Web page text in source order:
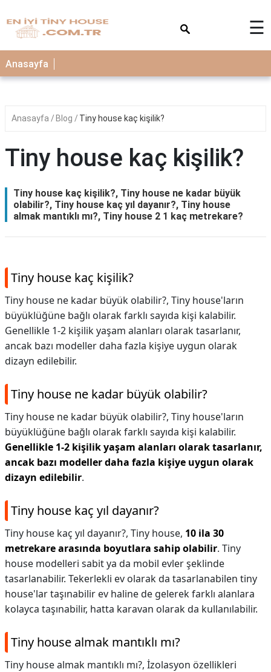
☰
Anasayfa
Anasayfa Blog Tiny house kaç kişilik?
Tiny house kaç kişilik?
Tiny house kaç kişilik?, Tiny house ne kadar büyük
olabilir?, Tiny house kaç yıl dayanır?, Tiny house
almak mantıklı mı?, Tiny house 2 1 kaç metrekare?
Tiny house kaç kişilik?
Tiny house ne kadar büyük olabilir?, Tiny house'ların
büyüklüğüne bağlı olarak farklı sayıda kişi kalabilir.
Genellikle 1-2 kişilik yaşam alanları olarak tasarlanır,
ancak bazı modeller daha fazla kişiye uygun olarak
dizayn edilebilir.
Tiny house ne kadar büyük olabilir?
Tiny house ne kadar büyük olabilir?, Tiny house'ların
büyüklüğüne bağlı olarak farklı sayıda kişi kalabilir.
Genellikle 1-2 kişilik yaşam alanları olarak tasarlanır,
ancak bazı modeller daha fazla kişiye uygun olarak
dizayn edilebilir.
Tiny house kaç yıl dayanır?
Tiny house kaç yıl dayanır?, Tiny house, 10 ila 30
metrekare arasında boyutlara sahip olabilir. Tiny
house modelleri sabit ya da mobil evler şeklinde
tasarlanabilir. Tekerlekli ev olarak da tasarlanabilen tiny
house'lar taşınabilir ev haline de gelerek farklı alanlara
kolayca taşınabilir, hatta karavan olarak da kullanılabilir.
Tiny house almak mantıklı mı?
Tiny house almak mantıklı mı?, İzolasyon özellikleri